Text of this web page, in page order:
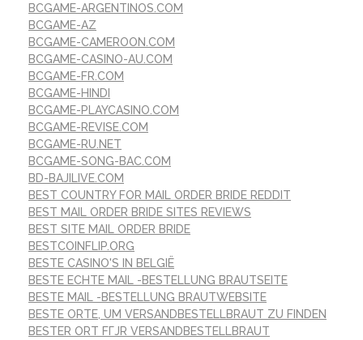
BCGAME-ARGENTINOS.COM
BCGAME-AZ
BCGAME-CAMEROON.COM
BCGAME-CASINO-AU.COM
BCGAME-FR.COM
BCGAME-HINDI
BCGAME-PLAYCASINO.COM
BCGAME-REVISE.COM
BCGAME-RU.NET
BCGAME-SONG-BAC.COM
BD-BAJILIVE.COM
BEST COUNTRY FOR MAIL ORDER BRIDE REDDIT
BEST MAIL ORDER BRIDE SITES REVIEWS
BEST SITE MAIL ORDER BRIDE
BESTCOINFLIP.ORG
BESTE CASINO'S IN BELGIË
BESTE ECHTE MAIL -BESTELLUNG BRAUTSEITE
BESTE MAIL -BESTELLUNG BRAUTWEBSITE
BESTE ORTE, UM VERSANDBESTELLBRAUT ZU FINDEN
BESTER ORT FГЈR VERSANDBESTELLBRAUT